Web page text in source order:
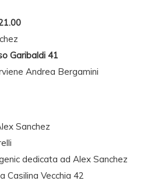
Garibaldi 41
Andrea Bergamini
Sanchez
dedicata ad Alex Sanchez
Casilina Vecchia 42